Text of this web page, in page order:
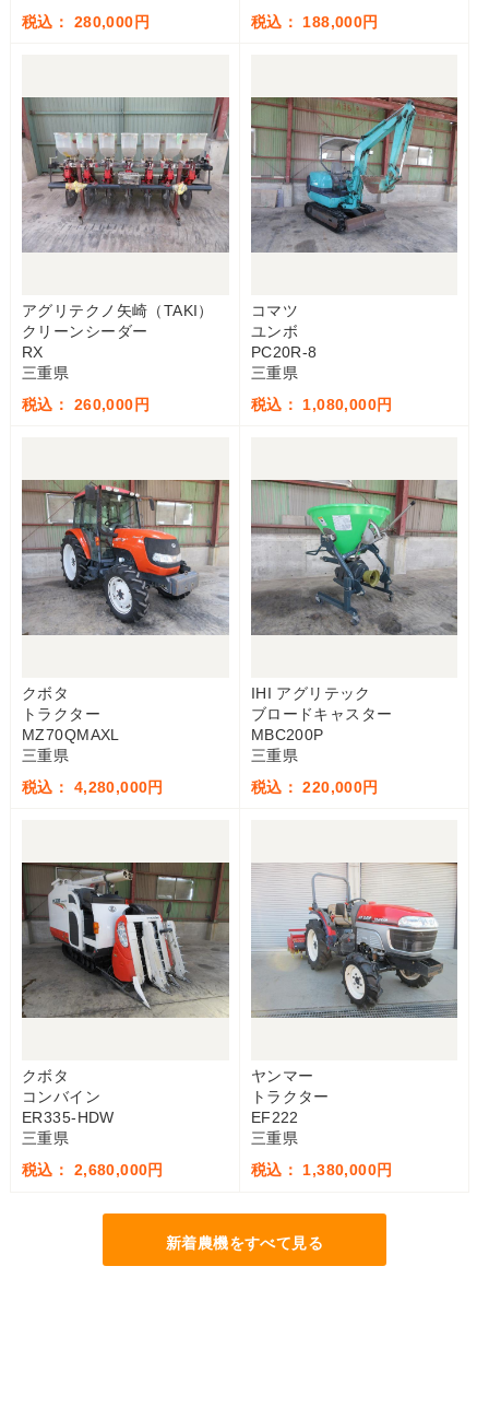
税込： 280,000円
税込： 188,000円
アグリテクノ矢崎（TAKI）
クリーンシーダー
RX
三重県
税込： 260,000円
コマツ
ユンボ
PC20R-8
三重県
税込： 1,080,000円
クボタ
トラクター
MZ70QMAXL
三重県
税込： 4,280,000円
IHI アグリテック
ブロードキャスター
MBC200P
三重県
税込： 220,000円
クボタ
コンバイン
ER335-HDW
三重県
税込： 2,680,000円
ヤンマー
トラクター
EF222
三重県
税込： 1,380,000円
新着農機をすべて見る